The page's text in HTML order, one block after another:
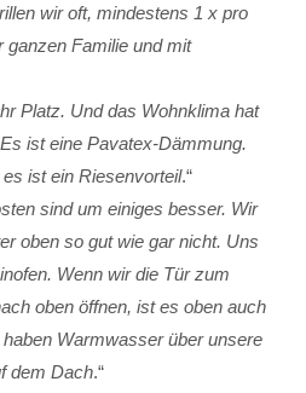
wir oft, mindestens 1 x pro
ganzen Familie und mit
Platz. Und das Wohnklima hat
ist eine Pavatex-Dämmung.
ist ein Riesenvorteil.“
sind um einiges besser. Wir
oben so gut wie gar nicht. Uns
Wenn wir die Tür zum
oben öffnen, ist es oben auch
Warmwasser über unsere
dem Dach.“